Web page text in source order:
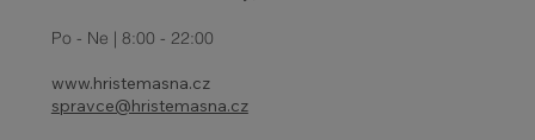
Po - Ne | 8:00 - 22:00
www.hristemasna.cz
spravce@hristemasna.cz